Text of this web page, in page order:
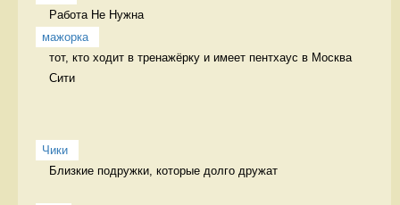
Работа Не Нужна
мажорка
тот, кто ходит в тренажёрку и имеет пентхаус в Москва
Сити
Чики
Близкие подружки, которые долго дружат